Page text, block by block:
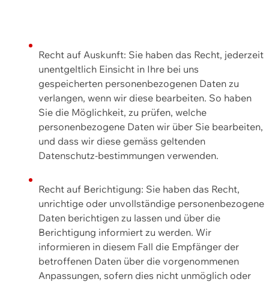
Recht auf Auskunft: Sie haben das Recht, jederzeit
unentgeltlich Einsicht in Ihre bei uns
gespeicherten personenbezogenen Daten zu
verlangen, wenn wir diese bearbeiten. So haben
Sie die Möglichkeit, zu prüfen, welche
personenbezogene Daten wir über Sie bearbeiten,
und dass wir diese gemäss geltenden
Datenschutz-bestimmungen verwenden.
Recht auf Berichtigung: Sie haben das Recht,
unrichtige oder unvollständige personenbezogene
Daten berichtigen zu lassen und über die
Berichtigung informiert zu werden. Wir
informieren in diesem Fall die Empfänger der
betroffenen Daten über die vorgenommenen
Anpassungen, sofern dies nicht unmöglich oder